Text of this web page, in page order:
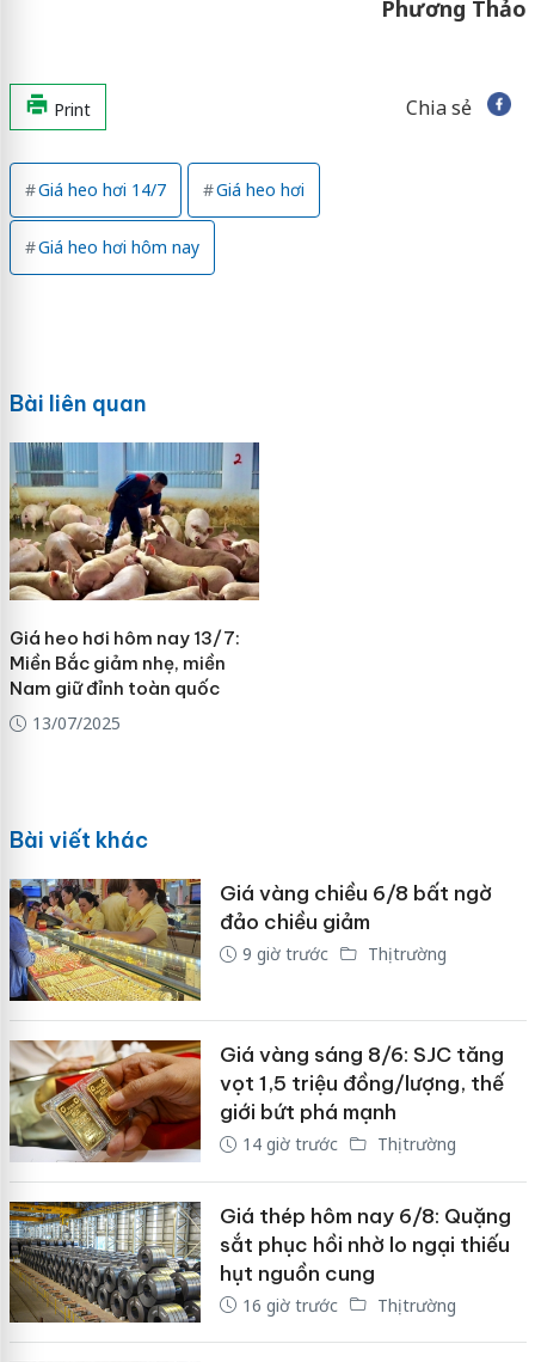
Phương Thảo
Print Chia sẻ
Giá heo hơi 14/7 Giá heo hơi
Giá heo hơi hôm nay
Bài liên quan
Giá heo hơi hôm nay 13/7:
Miền Bắc giảm nhẹ, miền
Nam giữ đỉnh toàn quốc
13/07/2025
Bài viết khác
Giá vàng chiều 6/8 bất ngờ
đảo chiều giảm
9 giờ trước Thị trường
Giá vàng sáng 8/6: SJC tăng
vọt 1,5 triệu đồng/lượng, thế
giới bứt phá mạnh
14 giờ trước Thị trường
Giá thép hôm nay 6/8: Quặng
sắt phục hồi nhờ lo ngại thiếu
hụt nguồn cung
16 giờ trước Thị trường